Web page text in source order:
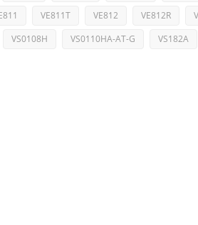
VE811T VE812 VE812R
VS0108H VS0110HA-AT-G VS182A